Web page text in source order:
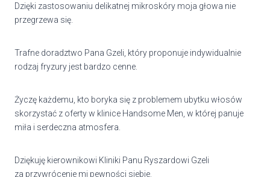
Dzięki zastosowaniu delikatnej mikroskóry moja głowa nie
przegrzewa się.
Trafne doradztwo Pana Gzeli, który proponuje indywidualnie
rodzaj fryzury jest bardzo cenne.
Życzę każdemu, kto boryka się z problemem ubytku włosów
skorzystać z oferty w klinice Handsome Men, w której panuje
miła i serdeczna atmosfera.
Dziękuję kierownikowi Kliniki Panu Ryszardowi Gzeli
za przywrócenie mi pewności siebie.